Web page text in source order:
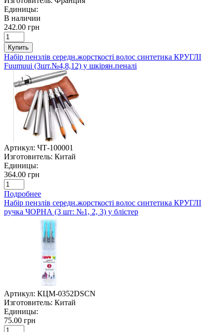
Единицы:
В наличии
242.00 грн
Купить
Набір пензлів середн.жорсткості волос синтетика КРУГЛІ
Fuumuui (3шт.№4,8,12) у шкірян.пеналі
Артикул: ЧТ-100001
Изготовитель: Китай
Единицы:
364.00 грн
Подробнее
Набір пензлів середн.жорсткості волос синтетика КРУГЛІ
ручка ЧОРНА (3 шт: №1, 2, 3) у блістер
Артикул: КЦМ-0352DSCN
Изготовитель: Китай
Единицы:
75.00 грн